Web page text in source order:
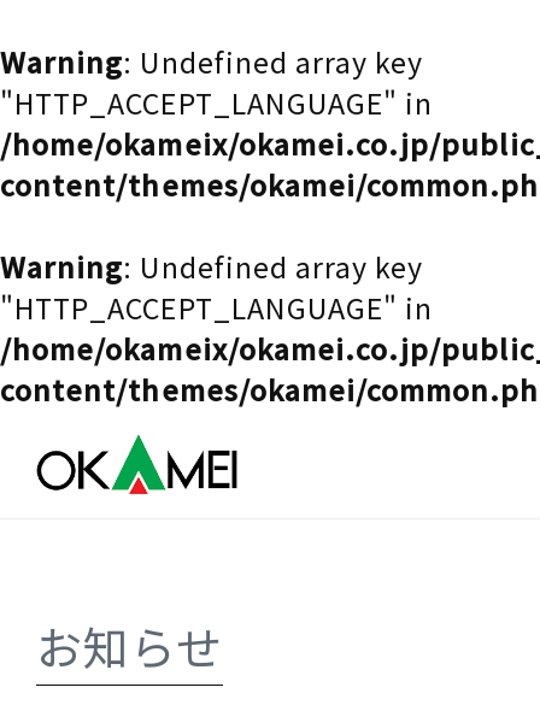
Warning: Undefined array key
"HTTP_ACCEPT_LANGUAGE" in
/home/okameix/okamei.co.jp/
content/themes/okamei/
Warning: Undefined array key
"HTTP_ACCEPT_LANGUAGE" in
/home/okameix/okamei.co.jp/
content/themes/okamei/
お知らせ